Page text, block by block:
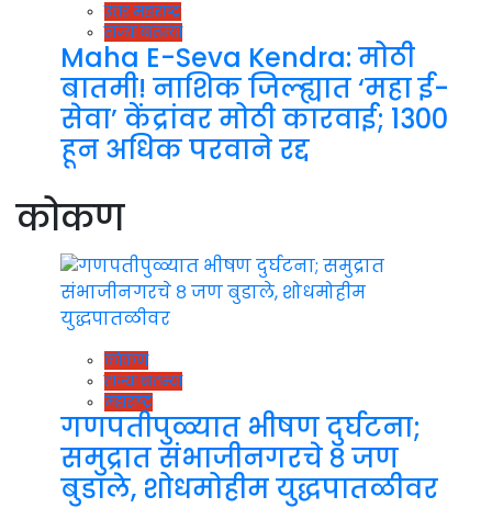
उत्तर महाराष्ट्र
ताज्या बातम्या
Maha E-Seva Kendra: मोठी
बातमी! नाशिक जिल्ह्यात ‘महा ई-
सेवा’ केंद्रांवर मोठी कारवाई; 1300
हून अधिक परवाने रद्द
कोकण
कोकण
ताज्या बातम्या
महाराष्ट्र
गणपतीपुळ्यात भीषण दुर्घटना;
समुद्रात संभाजीनगरचे ८ जण
बुडाले, शोधमोहीम युद्धपातळीवर